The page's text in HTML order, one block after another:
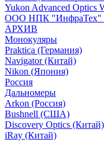
Yukon Advanced Optics
ООО НПК "ИнфраТех"
АРХИВ
Монокуляры
Praktica (Германия)
Navigator (Китай)
Nikon (Япония)
Россия
Дальномеры
Arkon (Россия)
Bushnell (США)
Discovery Optics (Китай)
iRay (Китай)